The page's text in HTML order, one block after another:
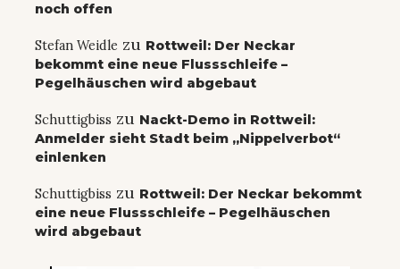
noch offen
Stefan Weidle zu Rottweil: Der Neckar
bekommt eine neue Flussschleife –
Pegelhäuschen wird abgebaut
Schuttigbiss zu Nackt-Demo in Rottweil:
Anmelder sieht Stadt beim „Nippelverbot“
einlenken
Schuttigbiss zu Rottweil: Der Neckar bekommt
eine neue Flussschleife – Pegelhäuschen
wird abgebaut